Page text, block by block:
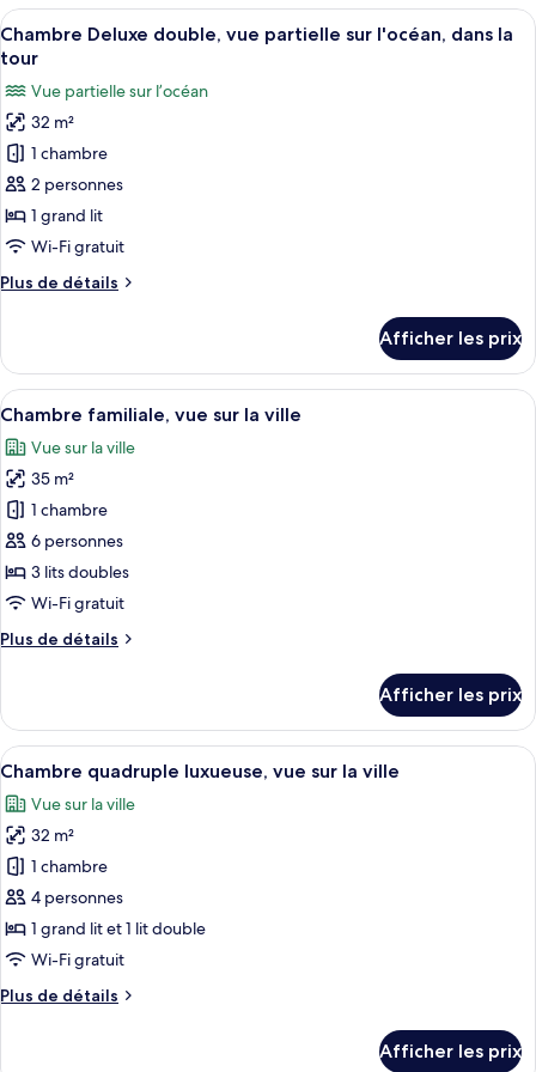
chambre :
Chambre
Afficher
toutes
photos
pour
ce
type
de
chambre :
Deluxe
partielle
sur
l'océan,
dans
la
tour
Une chambre d’hôtel avec un
10
Chambre Deluxe double, vue partielle sur l'océan, dans la
tour
Vue partielle sur l’océan
32 m²
1 chambre
2 personnes
1 grand lit
Wi-Fi gratuit
Plus de détails
Plus
Chambre
Deluxe
double,
partielle
sur
l'océan,
dans
la
tour
Afficher les prix
Afficher
toutes
les
photos
pour
ce
type
de
chambre :
Chambre
sur
la
ville
Une chambre d’hôtel avec deux lits,
7
Chambre familiale, vue sur la ville
Vue sur la ville
35 m²
1 chambre
6 personnes
3 lits doubles
Wi-Fi gratuit
Plus de détails
Plus
Chambre
familiale,
vue
la
ville
Afficher les prix
Afficher
toutes
les
photos
pour
ce
type
de
chambre :
Chambre
Une chambre d’hôtel avec deux
7
Chambre quadruple luxueuse, vue sur la ville
Vue sur la ville
32 m²
1 chambre
4 personnes
1 grand lit et 1 lit double
Wi-Fi gratuit
Plus de détails
Plus
Afficher les prix